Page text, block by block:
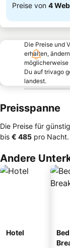
Preise von 4
Die Preise und
erhalten,
Du auf trivago
landest.
Preisspanne
Die Preise für
bis ‎€ 485 pro Nacht.
Andere
Hotel